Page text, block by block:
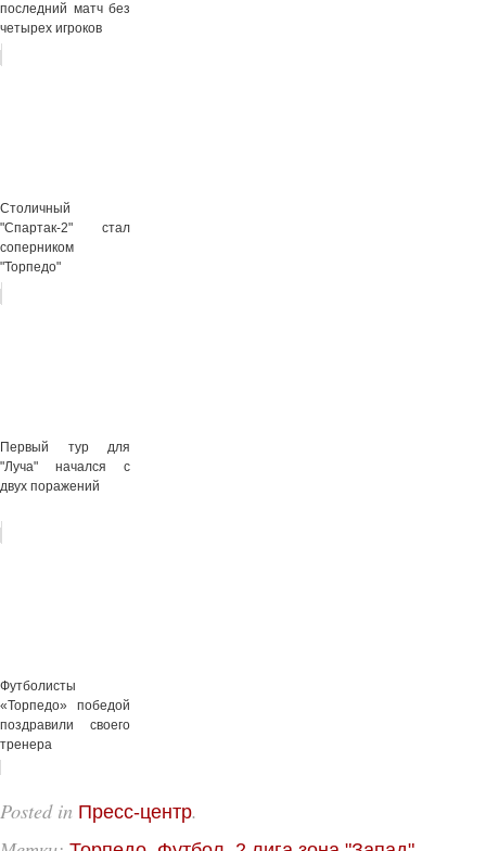
последний матч без
четырех игроков
Столичный
"Спартак-2" стал
соперником
"Торпедо"
Первый тур для
"Луча" начался с
двух поражений
Футболисты
«Торпедо» победой
поздравили своего
тренера
Posted in Пресс-центр.